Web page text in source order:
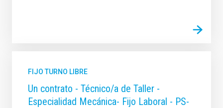
FIJO TURNO LIBRE
Un contrato - Técnico/a de Taller -
Especialidad Mecánica- Fijo Laboral - PS-